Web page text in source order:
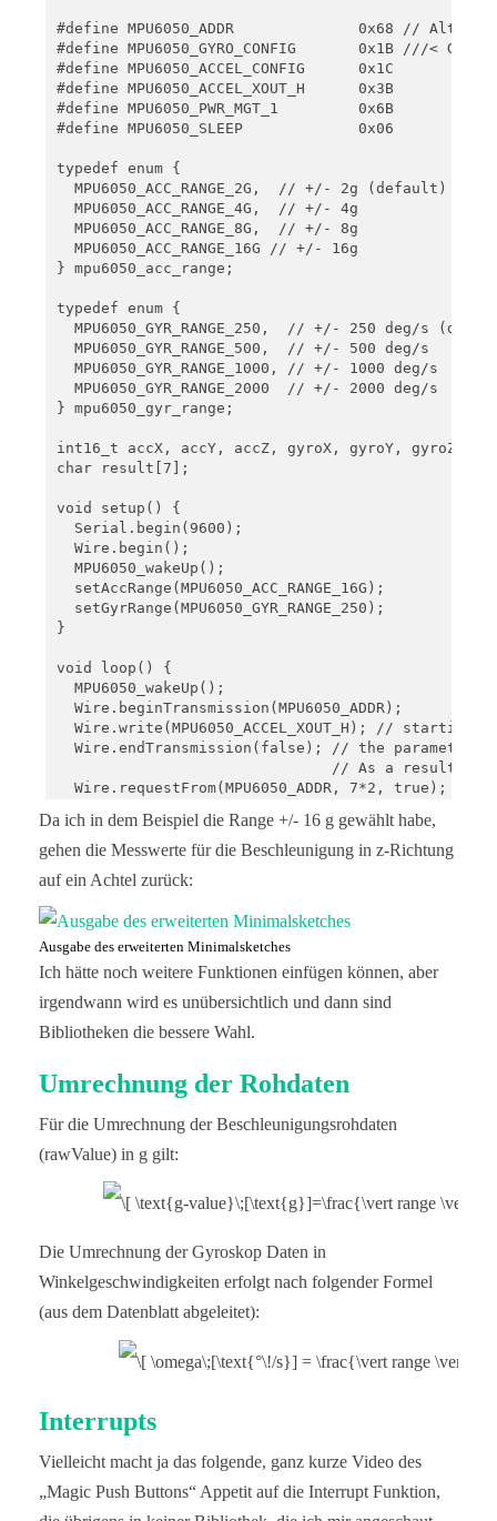
#define MPU6050_ADDR              0x68 //
#define MPU6050_GYRO_CONFIG       0x1B ///<
#define MPU6050_ACCEL_CONFIG      0x1C
#define MPU6050_ACCEL_XOUT_H      0x3B
#define MPU6050_PWR_MGT_1         0x6B
#define MPU6050_SLEEP             0x06
typedef enum {
  MPU6050_ACC_RANGE_2G,  // +/- 2g (default)
  MPU6050_ACC_RANGE_4G,  // +/- 4g
  MPU6050_ACC_RANGE_8G,  // +/- 8g
  MPU6050_ACC_RANGE_16G // +/- 16g
} mpu6050_acc_range;
typedef enum {
MPU6050_GYR_RANGE_250,  // +/- 250 deg/s
  MPU6050_GYR_RANGE_500,  // +/- 500 deg/s
  MPU6050_GYR_RANGE_1000, // +/- 1000 deg/s
  MPU6050_GYR_RANGE_2000  // +/- 2000 deg/s
} mpu6050_gyr_range;
int16_t accX, accY, accZ, gyroX, gyroY, gyroZ,
char result[7];
void setup() {
  Serial.begin(9600);
  Wire.begin();
  MPU6050_wakeUp();
  setAccRange(MPU6050_ACC_RANGE_16G);
  setGyrRange(MPU6050_GYR_RANGE_250);
}
void loop() {
  MPU6050_wakeUp();
  Wire.beginTransmission(MPU6050_ADDR);
Wire.write(MPU6050_ACCEL_XOUT_H); // starting
Wire.endTransmission(false); // the parameter
// As a result,
Wire.requestFrom(MPU6050_ADDR, 7*2, true); //
// "Wire.read()<<8 | Wire.read();" means two
accX = Wire.read()<<8 | Wire.read(); //
accZ = Wire.read()<<8 | Wire.read(); //
gyroX = Wire.read()<<8 | Wire.read(); //
gyroY = Wire.read()<<8 | Wire.read(); //
gyroZ = Wire.read()<<8 | Wire.read(); //
  // print out data
Serial.print(" | AcZ = ");
Serial.print(" | tmp = "); Serial.print((tRaw
Serial.print(" | GyX = ");
Serial.print(" | GyY = ");
Serial.print(" | GyZ = ");
  Serial.println();
  delay(1000);
char* toStr(int16_t i) { // int16 to string plus
  return result;
  writeRegister(MPU6050_ACCEL_CONFIG, range<<3);
void setGyrRange(mpu6050_gyr_range range){
Da ich in dem Beispiel die Range +/- 16 g gewählt habe,
gehen die Messwerte für die Beschleunigung in z-Richtung
auf ein Achtel zurück:
Ausgabe des erweiterten Minimalsketches
Ich hätte noch weitere Funktionen einfügen können, aber
irgendwann wird es unübersichtlich und dann sind
Bibliotheken die bessere Wahl.
Umrechnung der Rohdaten
Für die Umrechnung der Beschleunigungsrohdaten
(rawValue) in g gilt:
Die Umrechnung der Gyroskop Daten in
Winkelgeschwindigkeiten erfolgt nach folgender Formel
(aus dem Datenblatt abgeleitet):
Interrupts
Vielleicht macht ja das folgende, ganz kurze Video des
„Magic Push Buttons“ Appetit auf die Interrupt Funktion,